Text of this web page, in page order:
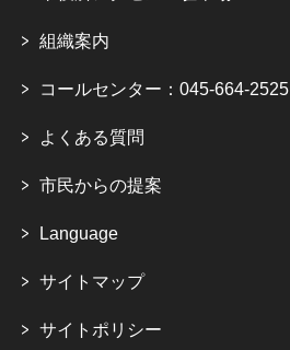
組織案内
コールセンター：045-664-2525
よくある質問
市民からの提案
Language
サイトマップ
サイトポリシー